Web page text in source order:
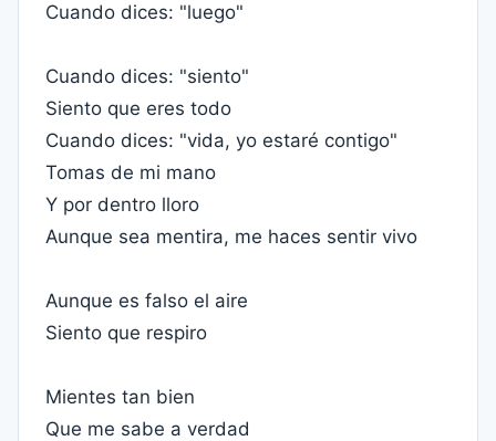
Cuando dices: "luego"
Cuando dices: "siento"
Siento que eres todo
Cuando dices: "vida, yo estaré contigo"
Tomas de mi mano
Y por dentro lloro
Aunque sea mentira, me haces sentir vivo
Aunque es falso el aire
Siento que respiro
Mientes tan bien
Que me sabe a verdad